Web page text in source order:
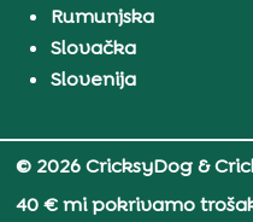
Rumunjska
Slovačka
Slovenija
© 2026 CricksyDog &
40 € mi pokrivamo